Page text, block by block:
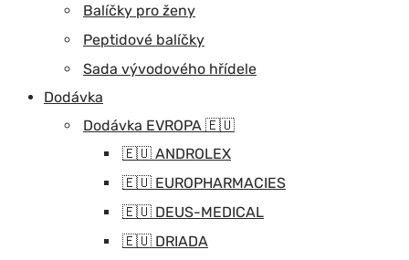
Balíčky pro ženy
Peptidové balíčky
Sada vývodového hřídele
Dodávka
Dodávka EVROPA 🇪🇺
🇪🇺 ANDROLEX
🇪🇺 EUROPHARMACIES
🇪🇺 DEUS-MEDICAL
🇪🇺 DRIADA